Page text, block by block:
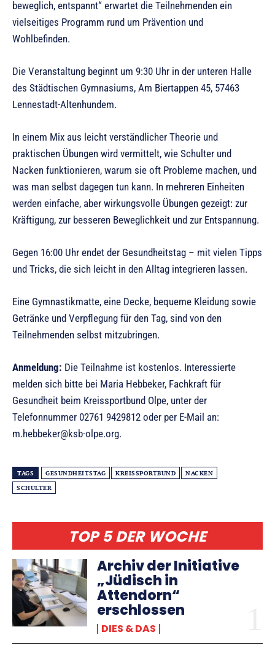
TOP 5 DER WOCHE
Archiv der Initiative
„Jüdisch in
Attendorn“
erschlossen
DIES & DAS
beweglich, entspannt“ erwartet die Teilnehmenden ein
vielseitiges Programm rund um Prävention und
Wohlbefinden.
Die Veranstaltung beginnt um 9:30 Uhr in der unteren Halle
des Städtischen Gymnasiums, Am Biertappen 45, 57463
Lennestadt-Altenhundem.
In einem Mix aus leicht verständlicher Theorie und
praktischen Übungen wird vermittelt, wie Schulter und
Nacken funktionieren, warum sie oft Probleme machen, und
was man selbst dagegen tun kann. In mehreren Einheiten
werden einfache, aber wirkungsvolle Übungen gezeigt: zur
Kräftigung, zur besseren Beweglichkeit und zur Entspannung.
Gegen 16:00 Uhr endet der Gesundheitstag – mit vielen Tipps
und Tricks, die sich leicht in den Alltag integrieren lassen.
Eine Gymnastikmatte, eine Decke, bequeme Kleidung sowie
Getränke und Verpflegung für den Tag, sind von den
Teilnehmenden selbst mitzubringen.
Anmeldung: Die Teilnahme ist kostenlos. Interessierte
melden sich bitte bei Maria Hebbeker, Fachkraft für
Gesundheit beim Kreissportbund Olpe, unter der
Telefonnummer 02761 9429812 oder per E-Mail an:
m.hebbeker@ksb-olpe.org.
TAGS GESUNDHEITSTAG KREISSPORTBUND
NACKEN
SCHULTER